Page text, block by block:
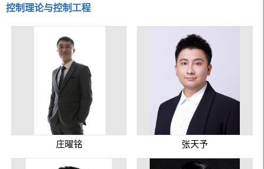
控制理论与控制工程
庄曜铭 张天予